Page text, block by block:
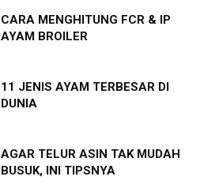
CARA MENGHITUNG FCR & IP
AYAM BROILER
11 JENIS AYAM TERBESAR DI
DUNIA
AGAR TELUR ASIN TAK MUDAH
BUSUK, INI TIPSNYA